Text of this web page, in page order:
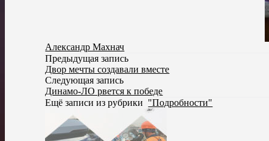
Александр Махнач
Предыдущая запись
Двор мечты создавали вместе
Следующая запись
Динамо-ЛО рвется к победе
Ещё записи из рубрики "Подробности"